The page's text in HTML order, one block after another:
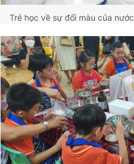
Trẻ học về sự đổi màu của nước